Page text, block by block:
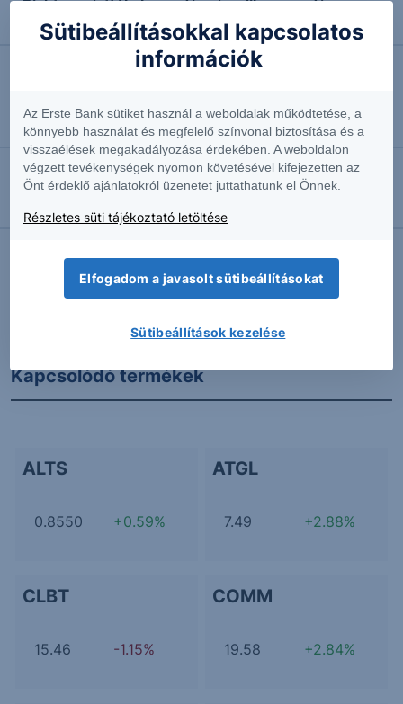
Richter: várttól elmaradó második negyedéves
eredmény
Évtizedes mélyponton az infláció
Vezető makrogazdasági elemző
2026.08.07. 09:18
Erős lett a MOL második negyedéve
További Erste elemzések
Kapcsolódó termékek
ALTS
0.8550 +0.59%
ATGL
7.49 +2.88%
CLBT
15.46 -1.15%
COMM
19.58 +2.84%
Sütibeállításokkal kapcsolatos
információk
Az Erste Bank sütiket használ a weboldalak működtetése, a
könnyebb használat és megfelelő színvonal biztosítása és a
visszaélések megakadályozása érdekében. A weboldalon
végzett tevékenységek nyomon követésével kifejezetten az
Önt érdeklő ajánlatokról üzenetet juttathatunk el Önnek.
Részletes süti tájékoztató letöltése
Elfogadom a javasolt sütibeállításokat
Sütibeállítások kezelése